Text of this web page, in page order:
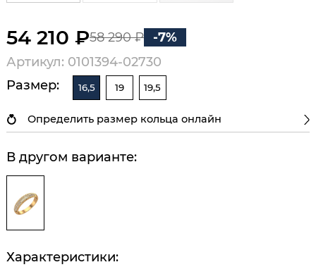
54 210 ₽58 290 ₽
-7%
Артикул: 0101394-02730
Размер:
16,5 19 19,5
Определить размер кольца онлайн
В другом варианте:
Характеристики: